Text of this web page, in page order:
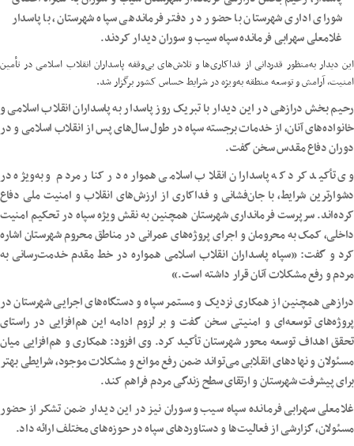
شورای اداری شهرستان با حضور در دفتر فرماندهی سپاه شهرستان، با پاسدار
غلامعلی سهرابی فرمانده سپاه سیب و سوران دیدار کردند.
این دیدار به‌منظور قدردانی از فداکاری‌ها و تلاش‌های بی‌وقفه پاسداران انقلاب اسلامی در تأمین
امنیت، آرامش و توسعه منطقه به‌ویژه در شرایط حساس کشور برگزار شد.
رحیم بخش درازهی در این دیدار با تبریک روز پاسدار به پاسداران انقلاب اسلامی و
خانواده‌های آنان، از خدمات برجسته سپاه در طول سال‌های پس از انقلاب اسلامی و در
دوران دفاع مقدس سخن گفت.
وی تأکید کرد که پاسداران انقلاب اسلامی همواره در کنار مردم و به‌ویژه در
دشوارترین شرایط، با جان‌فشانی و فداکاری از ارزش‌های انقلاب و امنیت ملی دفاع
کرده‌اند. سرپرست فرمانداری شهرستان همچنین به نقش ویژه سپاه در تحکیم امنیت
داخلی، کمک به محرومان و اجرای پروژه‌های عمرانی در مناطق محروم شهرستان اشاره
کرد و گفت: «سپاه پاسداران انقلاب اسلامی همواره در خط مقدم خدمت‌رسانی به
مردم و رفع مشکلات آنان قرار داشته است.»
درازهی همچنین از همکاری نزدیک و مستمر سپاه و دستگاه‌های اجرایی شهرستان در
پروژه‌های توسعه‌ای و امنیتی سخن گفت و بر لزوم ادامه این هم‌افزایی در راستای
تحقق اهداف توسعه محور شهرستان تأکید کرد. وی افزود: همکاری و هم‌افزایی میان
مسئولان و نهادهای انقلابی می‌تواند ضمن رفع موانع و مشکلات موجود، شرایطی بهتر
برای پیشرفت شهرستان و ارتقای سطح زندگی مردم فراهم کند.
غلامعلی سهرابی فرمانده سپاه سیب و سوران نیز در این دیدار ضمن تشکر از حضور
مسئولان، گزارشی از فعالیت‌ها و دستاوردهای سپاه در حوزه‌های مختلف ارائه داد.